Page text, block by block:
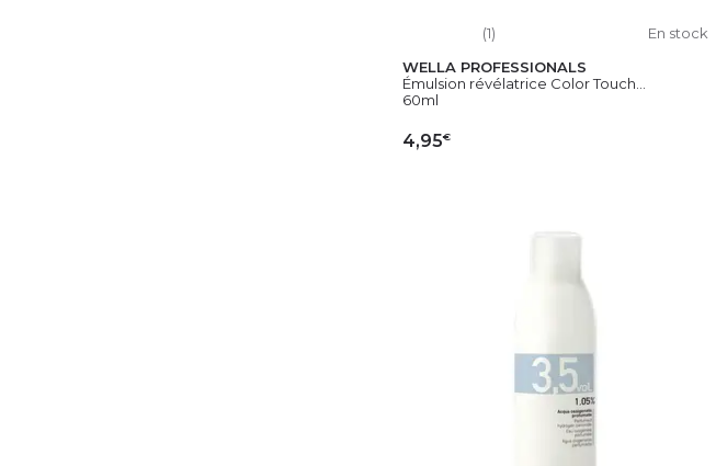
(1)
En stock
WELLA PROFESSIONALS
Émulsion révélatrice Color Touch...
60ml
4,95€